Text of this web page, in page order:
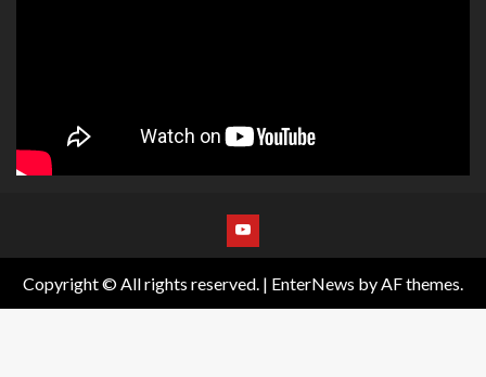
Copyright © All rights reserved. | EnterNews by AF themes.